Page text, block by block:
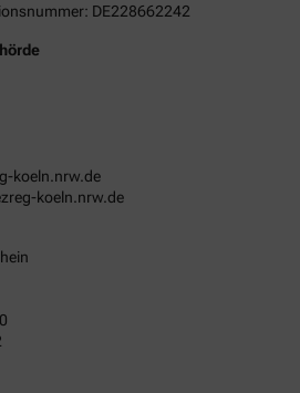
DE228662242
koeln.nrw.de
koeln.nrw.de